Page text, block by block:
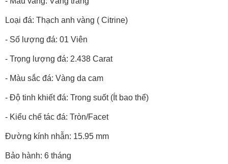
Loại đá: Thạch anh vàng ( Citrine)
- Số lượng đá: 01 Viên
- Trọng lượng đá: 2.438 Carat
- Màu sắc đá: Vàng da cam
- Độ tinh khiết đá: Trong suốt (Ít bao thể)
- Kiểu chế tác đá: Tròn/Facet
Đường kính nhẫn: 15.95 mm
Bảo hành: 6 tháng